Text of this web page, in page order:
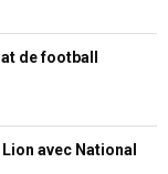
de football
avec National